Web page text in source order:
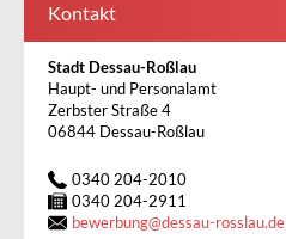
Kontakt
Stadt Dessau-Roßlau
Haupt- und Personalamt
Zerbster Straße 4
06844 Dessau-Roßlau
0340 204-2010
0340 204-2911
bewerbung@dessau-rosslau.de